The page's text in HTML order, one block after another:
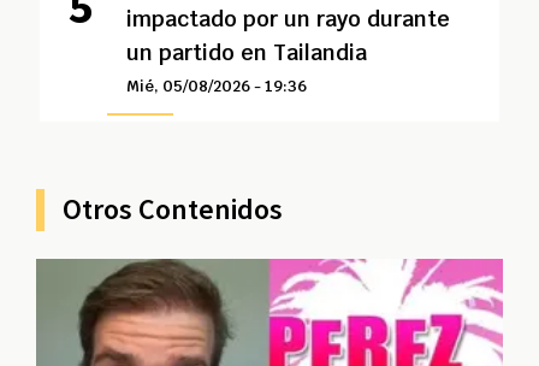
impactado por un rayo durante
un partido en Tailandia
Mié, 05/08/2026 - 19:36
Otros Contenidos